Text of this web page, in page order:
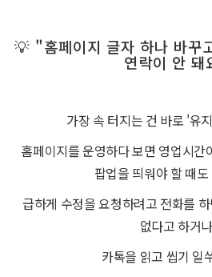
💡 "홈페이지 글자 하나 바꾸
연락이 안 돼
가장 속 터지는 건 바로 '유
홈페이지를 운영하다 보면 영업시간
팝업을 띄워야 할 때
급하게 수정을 요청하려고 전화를
없다고 하거
카톡을 읽고 씹기 일